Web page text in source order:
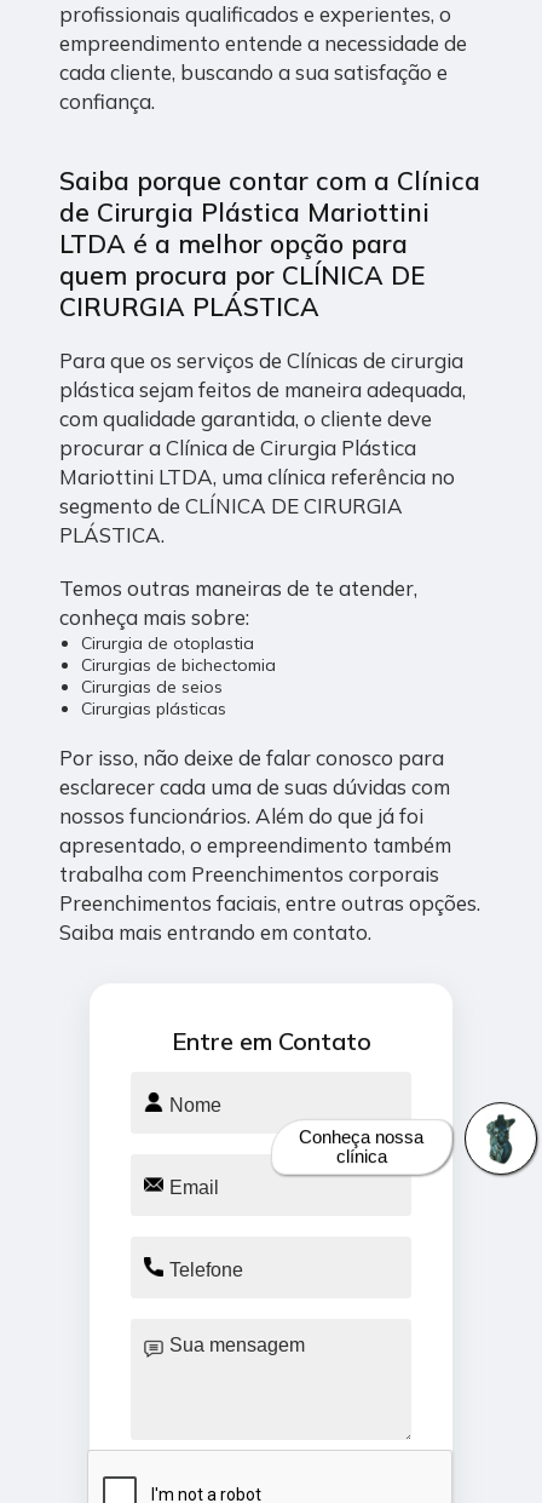
profissionais qualificados e experientes, o
empreendimento entende a necessidade de
cada cliente, buscando a sua satisfação e
confiança.
Saiba porque contar com a Clínica
de Cirurgia Plástica Mariottini
LTDA é a melhor opção para
quem procura por CLÍNICA DE
CIRURGIA PLÁSTICA
Para que os serviços de Clínicas de cirurgia
plástica sejam feitos de maneira adequada,
com qualidade garantida, o cliente deve
procurar a Clínica de Cirurgia Plástica
Mariottini LTDA, uma clínica referência no
segmento de CLÍNICA DE CIRURGIA
PLÁSTICA.
Temos outras maneiras de te atender,
conheça mais sobre:
Cirurgia de otoplastia
Cirurgias de bichectomia
Cirurgias de seios
Cirurgias plásticas
Por isso, não deixe de falar conosco para
esclarecer cada uma de suas dúvidas com
nossos funcionários. Além do que já foi
apresentado, o empreendimento também
trabalha com Preenchimentos corporais
Preenchimentos faciais, entre outras opções.
Saiba mais entrando em contato.
Entre em Contato
Conheça nossa
clínica